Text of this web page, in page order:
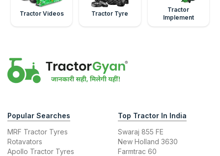
Tractor Videos Tractor Tyre
Tractor
Implement
Popular Searches
MRF Tractor Tyres
Rotavators
Apollo Tractor Tyres
Top Tractor In India
Swaraj 855 FE
New Holland 3630
Farmtrac 60